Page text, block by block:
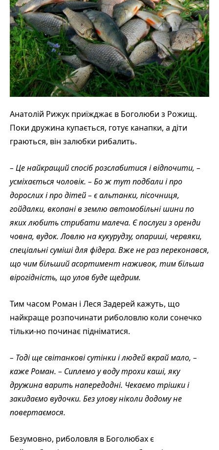
Анатолій Рижук приїжджає в Боголюби з Рожищ.
Поки дружина купається, готує канапки, а діти
граються, він залюбки рибалить.
– Це найкращий спосіб розслабитися і відпочити, –
усміхається чоловік. – Бо ж тут подбали і про
дорослих і про дітей – є альтанки, пісочниця,
гойдалки, вкопані в землю автомобільні шини по
яких любить стрибати малеча. Є послуги з оренди
човна, вудок. Ловлю на кукурудзу, опариші, червяки,
спеціальні суміші для фідера. Вже не раз переконався,
що чим більший асортимент наживок, тим більша
вірогідність, що улов буде щедрим.
Тим часом Роман і Леся Задерей кажуть, що
найкраще розпочинати риболовлю коли сонечко
тільки-но починає підніматися.
– Тоді ще світанкові сутінки і людей вкрай мало, –
каже Роман. – Сиплемо у воду трохи каші, яку
дружина варить напередодні. Чекаємо трішки і
закидаємо вудочки. Без улову ніколи додому не
повертаємося.
Безумовно, риболовля в Боголюбах є